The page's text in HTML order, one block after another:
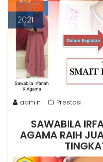
2021
admin Prestasi
SAWABILA
AGAMA RAIH